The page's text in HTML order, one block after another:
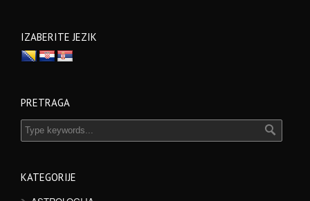
IZABERITE JEZIK
PRETRAGA
KATEGORIJE